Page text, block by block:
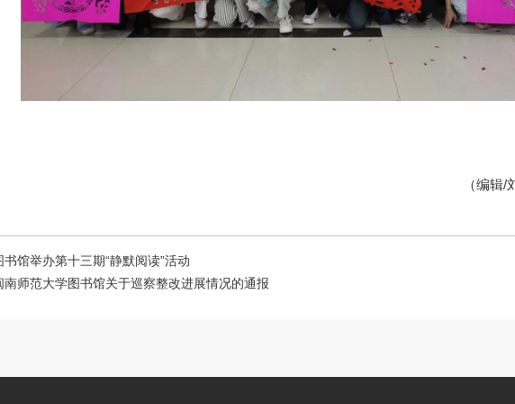
（编辑
书馆举办第十三期“静默阅读”活动
南师范大学图书馆关于巡察整改进展情况的通报